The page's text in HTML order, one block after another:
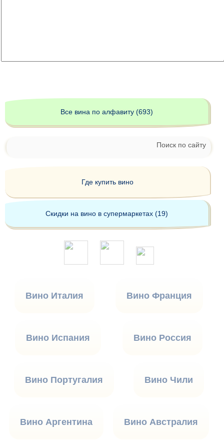
Все вина по алфавиту (693)
Поиск по сайту
Где купить вино
Скидки на вино в супермаркетах (19)
Вино Италия Вино Франция
Вино Испания Вино Россия
Вино Португалия Вино Чили
Вино Аргентина Вино Австралия